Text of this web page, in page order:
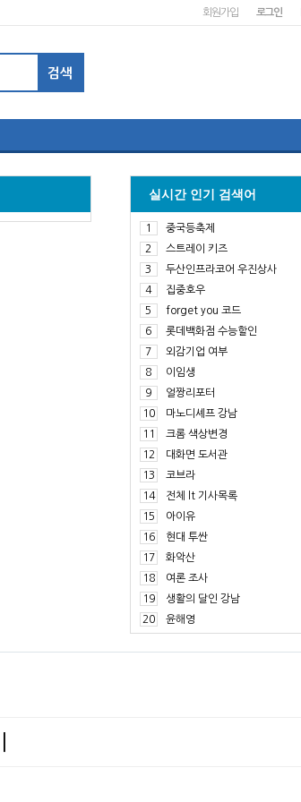
회원가입 로그인
실시간 인기 검색어
1
중국등축제
2
스트레이 키즈
3
두산인프라코어 우진상사
4
집중호우
5
forget you 코드
6
롯데백화점 수능할인
7
외감기업 여부
8
이임생
9
얼짱리포터
10
마노디셰프 강남
11
크롬 색상변경
12
대화면 도서관
13
코브라
14
전체 lt 기사목록
15
아이유
16
현대 투싼
17
화악산
18
여론 조사
19
생활의 달인 강남
20
윤해영